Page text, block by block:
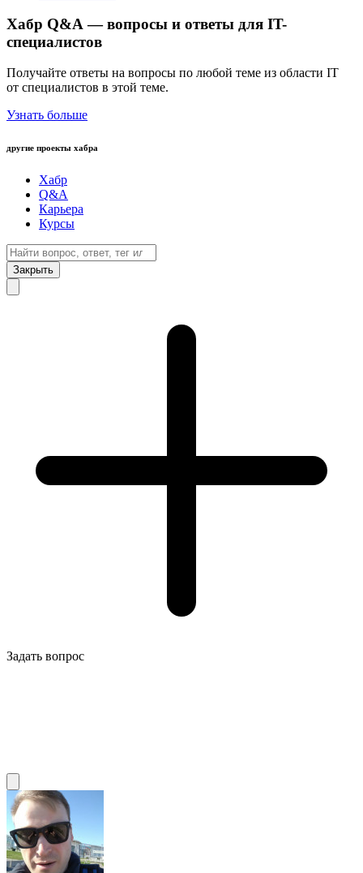
Хабр Q&A — вопросы и ответы для IT-
специалистов
Получайте ответы на вопросы по любой теме из области IT
от специалистов в этой теме.
Узнать больше
другие проекты хабра
Хабр
Q&A
Карьера
Курсы
Закрыть
Задать вопрос